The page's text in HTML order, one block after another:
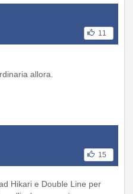
11
allora.
15
Hikari e Double Line per